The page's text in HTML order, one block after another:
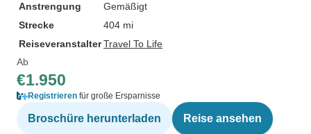
Anstrengung
Gemäßigt
Strecke
404 mi
ReiseveranstalterTravel To Life
Ab
€1.950
Registrieren für große Ersparnisse
Broschüre herunterladen Reise ansehen